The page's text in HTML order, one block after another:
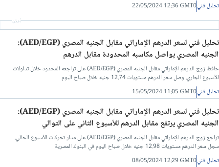
تحليل فني22/05/2024 12:36 GMT0
أعلان
تحليل فني لسعر الدرهم الإماراتي مقابل الجنيه المصري (AED/EGP):
الجنيه المصري يواصل مكاسبه المحدودة مقابل الدرهم
حافظ زوج الدرهم الإماراتي مقابل الجنيه المصري (AED/EGP) على تراجعه المحدود خلال تداولات
الأسبوع الجاري. وصل سعر الدرهم مستويات 12.74 جنيه خلال صباح اليوم
تحليل فني15/05/2024 11:05 GMT0
تحليل فني لسعر الدرهم الإماراتي مقابل الجنيه المصري (AED/EGP):
الجنيه المصري يرتفع مقابل الدرهم للأسبوع الثاني على التوالي
تراجع زوج الدرهم الإماراتي مقابل الجنيه المصري (AED/EGP) على مدار تحركات الأسبوع الحالي.
سجل سعر الدرهم مستويات 12.98 جنيه خلال صباح اليوم في البنوك المصرية
تحليل فني08/05/2024 12:29 GMT0